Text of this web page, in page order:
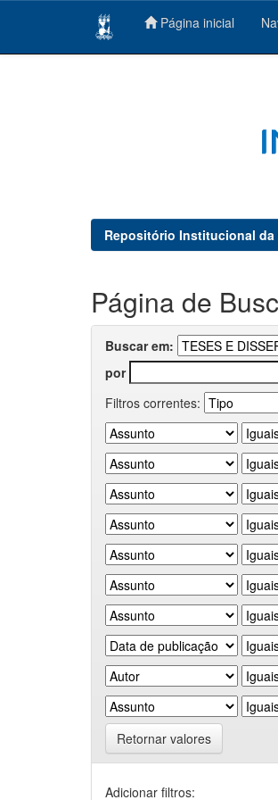
Página inicial
Repositório Institucional da
Página de
Buscar em:
por
Filtros correntes:
Retornar valores
Adicionar filtros: